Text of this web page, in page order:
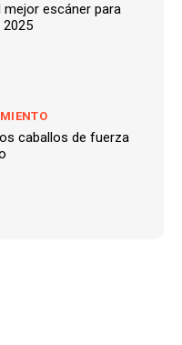
mejor escáner para
caballos de fuerza